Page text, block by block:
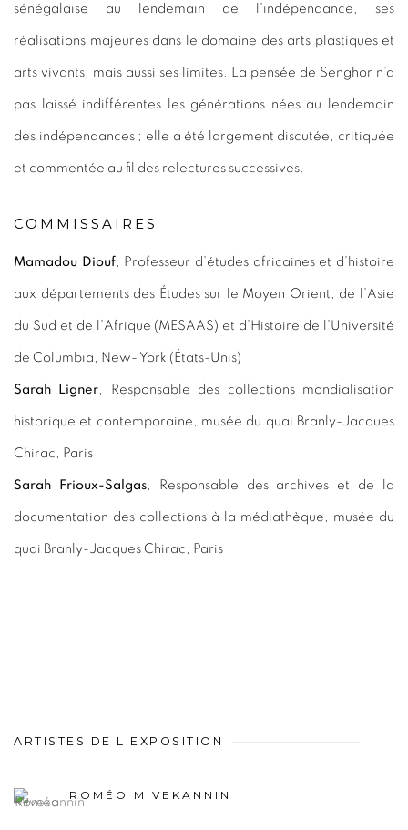
sénégalaise au lendemain de l’indépendance, ses
réalisations majeures dans le domaine des arts plastiques et
arts vivants, mais aussi ses limites. La pensée de Senghor n’a
pas laissé indifférentes les générations nées au lendemain
des indépendances ; elle a été largement discutée, critiquée
et commentée au fil des relectures successives.
COMMISSAIRES
Mamadou Diouf, Professeur d’études africaines et d’histoire
aux départements des Études sur le Moyen Orient, de l’Asie
du Sud et de l’Afrique (MESAAS) et d’Histoire de l’Université
de Columbia, New- York (États-Unis)
Sarah Ligner , Responsable des collections mondialisation
historique et contemporaine, musée du quai Branly-Jacques
Chirac, Paris
Sarah Frioux-Salgas, Responsable des archives et de la
documentation des collections à la médiathèque, musée du
quai Branly-Jacques Chirac, Paris
ARTISTES DE L'EXPOSITION
ROMÉO MIVEKANNIN